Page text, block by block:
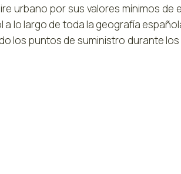
urbano por sus valores mínimos de
lo largo de toda la geografía
los puntos de suministro durante